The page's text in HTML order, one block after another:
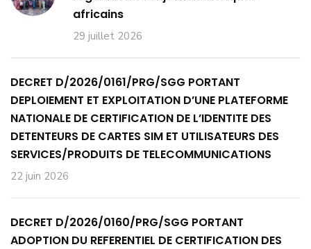
africains
29 juillet 2026
DECRET D/2026/0161/PRG/SGG PORTANT
DEPLOIEMENT ET EXPLOITATION D’UNE PLATEFORME
NATIONALE DE CERTIFICATION DE L’IDENTITE DES
DETENTEURS DE CARTES SIM ET UTILISATEURS DES
SERVICES/PRODUITS DE TELECOMMUNICATIONS
22 juin 2026
DECRET D/2026/0160/PRG/SGG PORTANT
ADOPTION DU REFERENTIEL DE CERTIFICATION DES